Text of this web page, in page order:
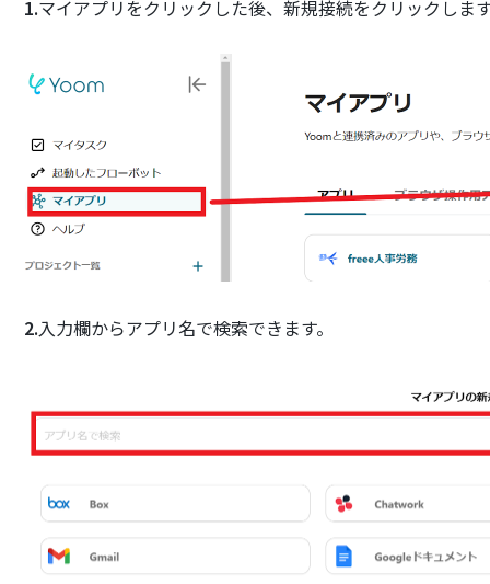
1.マイアプリをクリックした後、新規接続をクリックしま
2.入力欄からアプリ名で検索できます。